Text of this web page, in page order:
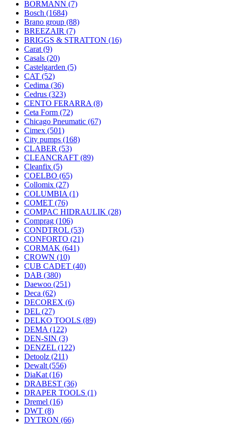
BORMANN (7)
Bosch (1684)
Brano group (88)
BREEZAIR (7)
BRIGGS & STRATTON (16)
Carat (9)
Casals (20)
Castelgarden (5)
CAT (52)
Cedima (36)
Cedrus (323)
CENTO FERARRA (8)
Ceta Form (72)
Chicago Pneumatic (67)
Cimex (501)
City pumps (168)
CLABER (53)
CLEANCRAFT (89)
Cleanfix (5)
COELBO (65)
Collomix (27)
COLUMBIA (1)
COMET (76)
COMPAC HIDRAULIK (28)
Comprag (106)
CONDTROL (53)
CONFORTO (21)
CORMAK (641)
CROWN (10)
CUB CADET (40)
DAB (380)
Daewoo (251)
Deca (62)
DECOREX (6)
DEL (27)
DELKO TOOLS (89)
DEMA (122)
DEN-SIN (3)
DENZEL (122)
Detoolz (211)
Dewalt (556)
DiaKat (16)
DRABEST (36)
DRAPER TOOLS (1)
Dremel (16)
DWT (8)
DYTRON (66)